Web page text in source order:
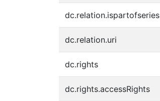
dc.relation.ispartofseries
dc.relation.uri
dc.rights
dc.rights.accessRights